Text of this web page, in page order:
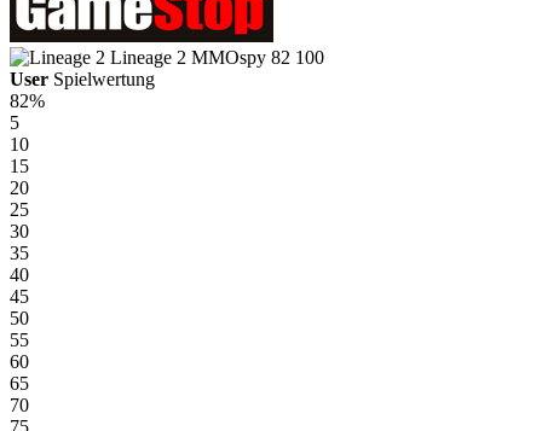
Lineage 2 MMOspy 82 100
User Spielwertung
82%
5
10
15
20
25
30
35
40
45
50
55
60
65
70
75